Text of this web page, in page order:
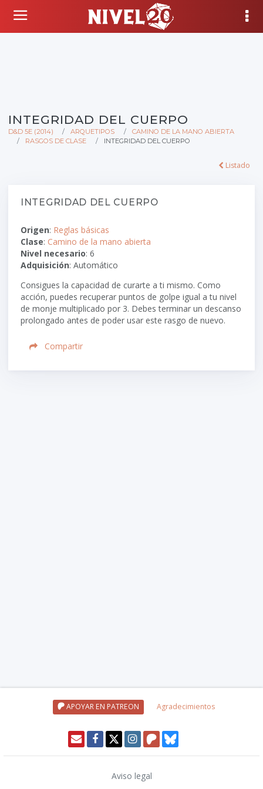
INTEGRIDAD DEL CUERPO
D&D 5E (2014) ARQUETIPOS
CAMINO DE LA MANO ABIERTA
RASGOS DE CLASE
INTEGRIDAD DEL CUERPO
Listado
INTEGRIDAD DEL CUERPO
Origen: Reglas básicas
Clase: Camino de la mano abierta
Nivel necesario: 6
Adquisición: Automático
Consigues la capacidad de curarte a ti mismo. Como
acción, puedes recuperar puntos de golpe igual a tu nivel
de monje multiplicado por 3. Debes terminar un descanso
prolongado antes de poder usar este rasgo de nuevo.
Compartir
APOYAR EN PATREON Agradecimientos
Aviso legal